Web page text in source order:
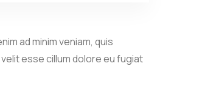
ad minim veniam, quis
esse cillum dolore eu fugiat